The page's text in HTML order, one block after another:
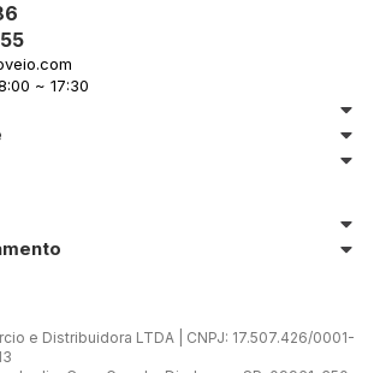
~ 17:30
e Distribuidora LTDA | CNPJ: 17.507.426/0001-